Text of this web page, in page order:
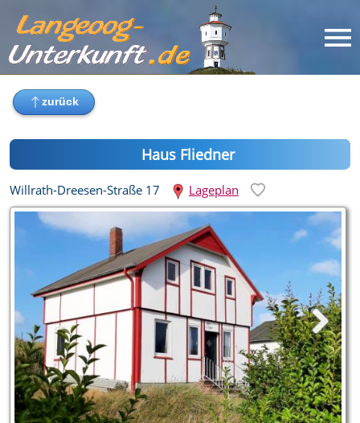
Haus Fliedner
Willrath-Dreesen-Straße 17 Lageplan